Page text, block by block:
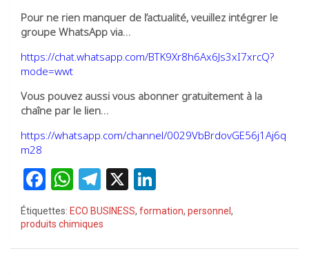
Pour ne rien manquer de l’actualité, veuillez intégrer le
groupe WhatsApp via…
https://chat.whatsapp.com/BTK9Xr8h6Ax6Js3xI7xrcQ?
mode=wwt
Vous pouvez aussi vous abonner gratuitement à la
chaîne par le lien…
https://whatsapp.com/channel/0029VbBrdovGE56j1Aj6q
m28
F
a
ce
b
W
h
at
s
T
el
e
gr
X
ke
dI
Étiquettes: ECO BUSINESS, formation, personnel ,
produits chimiques